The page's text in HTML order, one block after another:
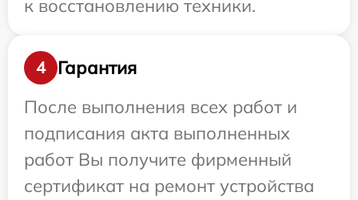
к восстановлению техники.
4
Гарантия
После выполнения всех работ и
подписания акта выполненных
работ Вы получите фирменный
сертификат на ремонт устройства